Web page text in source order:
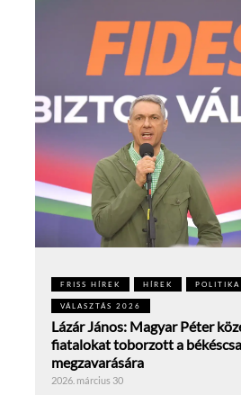
FRISS HÍREK HÍREK POLITIKA
VÁLASZTÁS 2026
Lázár János: Magyar Péter
fiatalokat toborzott a
megzavarására
2026. március 30